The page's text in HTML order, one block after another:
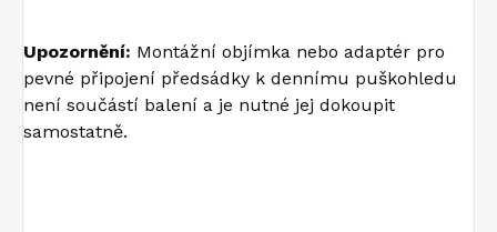
Upozornění: Montážní objímka nebo adaptér pro
pevné připojení předsádky k dennímu puškohledu
není součástí balení a je nutné jej dokoupit
samostatně.